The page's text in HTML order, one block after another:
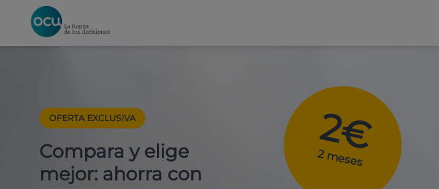
OFERTA EXCLUSIVA
Compara y elige
mejor: ahorra con
2€
2 meses